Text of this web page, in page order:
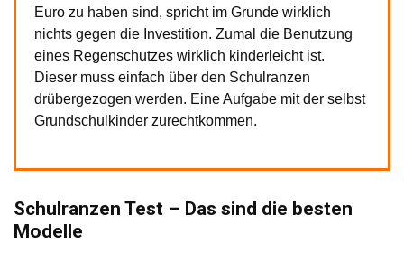
Euro zu haben sind, spricht im Grunde wirklich
nichts gegen die Investition. Zumal die Benutzung
eines Regenschutzes wirklich kinderleicht ist.
Dieser muss einfach über den Schulranzen
drübergezogen werden. Eine Aufgabe mit der selbst
Grundschulkinder zurechtkommen.
Schulranzen Test – Das sind die besten
Modelle